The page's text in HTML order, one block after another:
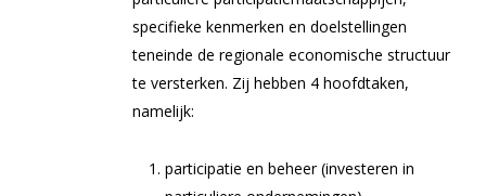
specifieke kenmerken en doelstellingen
teneinde de regionale economische structuur
te versterken. Zij hebben 4 hoofdtaken,
namelijk:
participatie en beheer (investeren in